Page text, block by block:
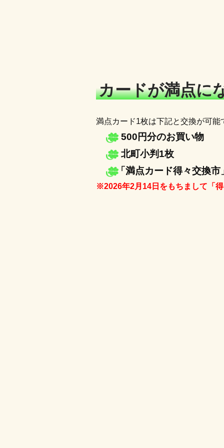
カードが満点に
満点カード1枚は下記と交換が可能
500円分のお買い物
北町小判1枚
「満点カード得々交換市
※2026年2月14日をもちまして「